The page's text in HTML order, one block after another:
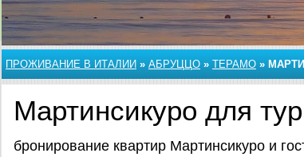
ПРОЖИВАНИЕ В ИТАЛИИ » АБРУЦЦО » ТЕРАМО »
Мартинсикуро для
бронирование квартир Мартинсикуро и